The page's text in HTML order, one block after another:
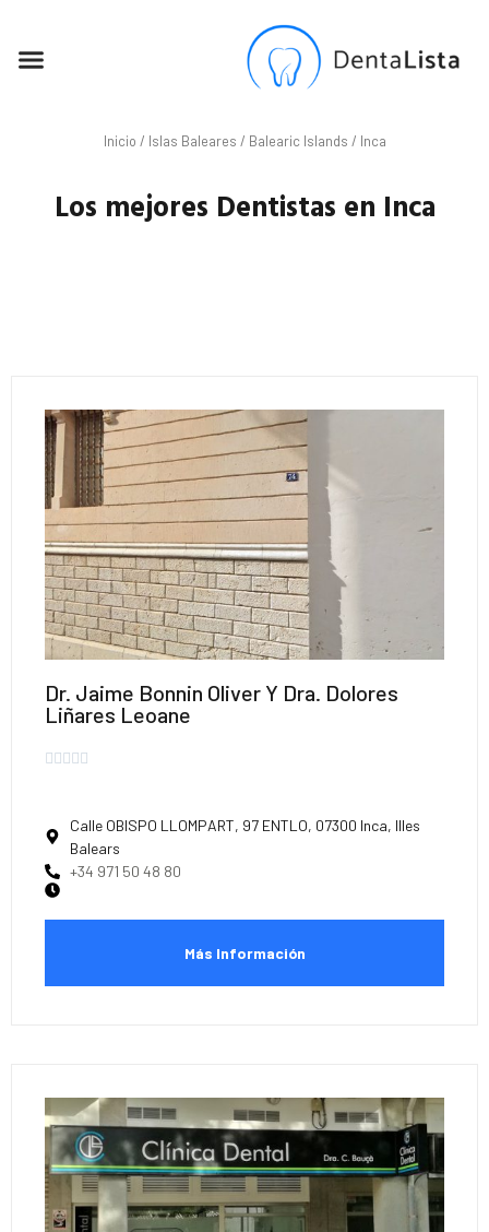
Inicio / Islas Baleares / Balearic Islands / Inca
Los mejores Dentistas en Inca
Dr. Jaime Bonnin Oliver Y Dra. Dolores
Liñares Leoane
    
Calle OBISPO LLOMPART, 97 ENTLO, 07300 Inca, Illes
Balears
+34 971 50 48 80
Más Información